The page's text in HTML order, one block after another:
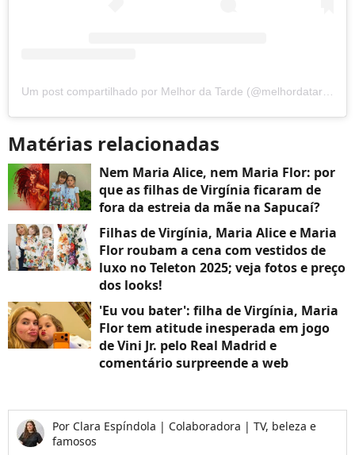
Matérias relacionadas
Nem Maria Alice, nem Maria Flor: por
que as filhas de Virgínia ficaram de
fora da estreia da mãe na Sapucaí?
Filhas de Virgínia, Maria Alice e Maria
Flor roubam a cena com vestidos de
luxo no Teleton 2025; veja fotos e preço
dos looks!
'Eu vou bater': filha de Virgínia, Maria
Flor tem atitude inesperada em jogo
de Vini Jr. pelo Real Madrid e
comentário surpreende a web
Por Clara Espíndola | Colaboradora | TV, beleza e
famosos